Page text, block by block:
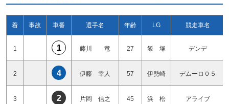
着 事故 車番 選手名 年齢 LG 競走車名
1 1 藤川 竜 27 飯 塚 デンデ
2 4 伊藤 幸人 57 伊勢崎 デムーロ０５
3 2 片岡 信之 45 浜 松 アライブ